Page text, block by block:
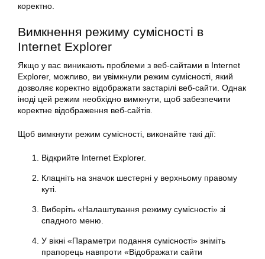
коректно.
Вимкнення режиму сумісності в
Internet Explorer
Якщо у вас виникають проблеми з веб-сайтами в Internet
Explorer, можливо, ви увімкнули режим сумісності, який
дозволяє коректно відображати застарілі веб-сайти. Однак
іноді цей режим необхідно вимкнути, щоб забезпечити
коректне відображення веб-сайтів.
Щоб вимкнути режим сумісності, виконайте такі дії:
Відкрийте Internet Explorer.
Клацніть на значок шестерні у верхньому правому
куті.
Виберіть «Налаштування режиму сумісності» зі
спадного меню.
У вікні «Параметри подання сумісності» зніміть
прапорець навпроти «Відображати сайти